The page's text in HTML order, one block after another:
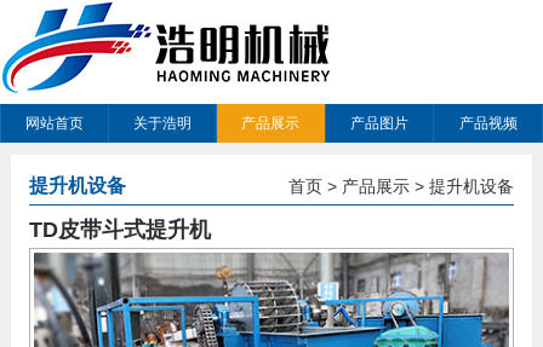
网站首页 关于浩明 产品展示 产品图片 产品视频
提升机设备 首页 > 产品展示 >提升机设备
TD皮带斗式提升机